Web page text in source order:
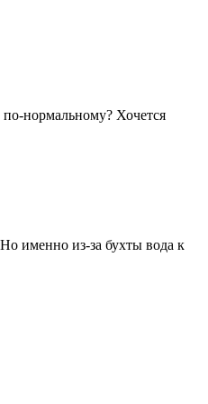
нормальному? Хочется
именно из-за бухты вода к